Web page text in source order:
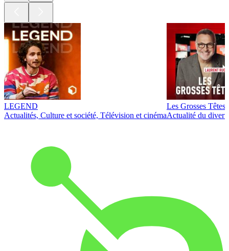
LEGEND
Actualités, Culture et société, Télévision et cinéma
Les Grosses Têtes
Actualité du